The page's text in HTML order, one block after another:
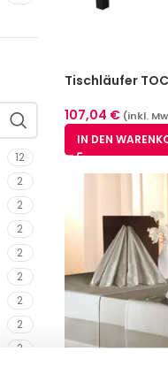
12
2
2
2
2
2
2
2
2
Tischläufer
107,04 € (inkl.
IN DEN